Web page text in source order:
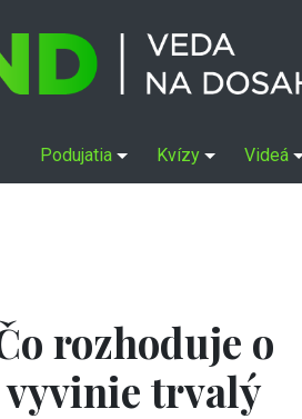
Podujatia Kvízy Videá
rozhoduje o
vyvinie trvalý